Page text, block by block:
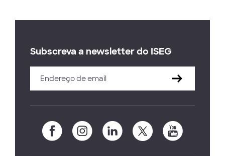
Subscreva a newsletter do ISEG